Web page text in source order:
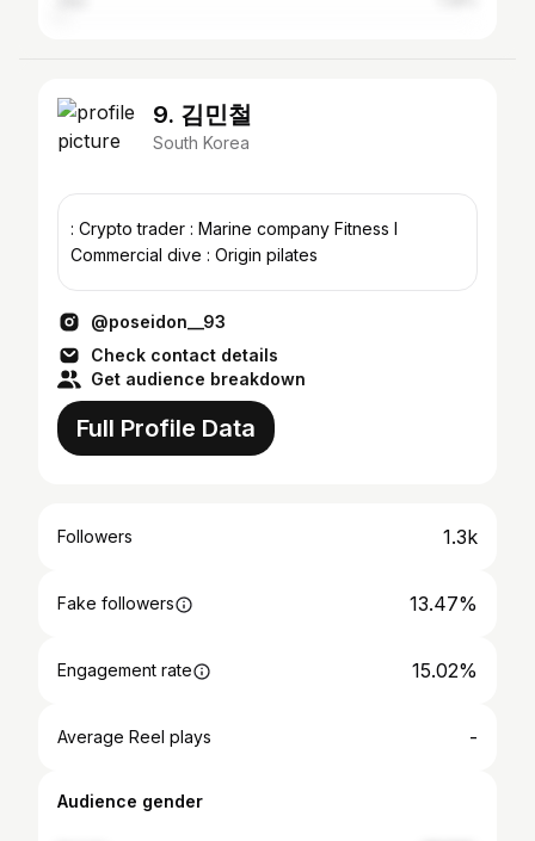
9. 김민철
South Korea
: Crypto trader : Marine company Fitness l
Commercial dive : Origin pilates
@poseidon__93
Check contact details
Get audience breakdown
Full Profile Data
Followers 1.3k
Fake followers 13.47%
Engagement rate 15.02%
Average Reel plays -
Audience gender